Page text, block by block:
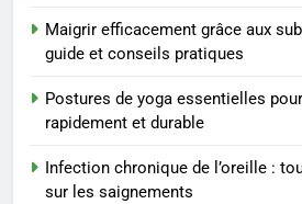
exercices
BIEN ÊTRE
8
Voyance à La
trouver un
sérieux à un
BIEN ÊTRE
Maigrir efficacement grâce aux
guide et conseils pratiques
Postures de yoga essentielles
rapidement et durable
Infection chronique de l’oreille :
sur les saignements